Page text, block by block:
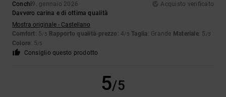
Conchi9. gennaio 2026
Acquisto verificato
Davvero carina e di ottima qualità
Mostra originale - Castellano
Comfort: 5/5 Rapporto qualità-prezzo : 4/5 Taglia: Grande Materiale: 5 /5
Colore: 5/5
Consiglio questo prodotto
5/5